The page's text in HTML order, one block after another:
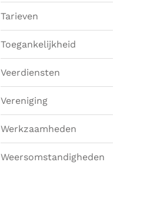
Tarieven
Toegankelijkheid
Veerdiensten
Vereniging
Werkzaamheden
Weersomstandigheden